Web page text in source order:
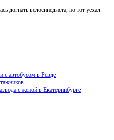
догнать велосипедиста, но тот уехал.
с автобусом в Ревде
с женой в Екатеринбурге